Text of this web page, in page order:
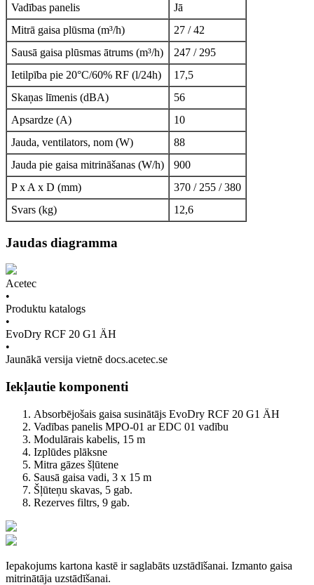
Vadības panelis
Jā
Mitrā gaisa plūsma (m³/h)
27 / 42
Sausā gaisa plūsmas ātrums (m³/h)
247 / 295
Ietilpība pie 20°C/60% RF (l/24h)
17,5
Skaņas līmenis (dBA)
56
Apsardze (A)
10
Jauda, ventilators, nom (W)
88
Jauda pie gaisa mitrināšanas (W/h)
900
P x A x D (mm)
370 / 255 / 380
Svars (kg)
12,6
Jaudas diagramma
Acetec
•
Produktu katalogs
•
EvoDry RCF 20 G1 ÄH
•
Jaunākā versija vietnē docs.acetec.se
Iekļautie komponenti
Absorbējošais gaisa susinātājs EvoDry RCF 20 G1 ÄH
Vadības panelis MPO-01 ar EDC 01 vadību
Modulārais kabelis, 15 m
Izplūdes plāksne
Mitra gāzes šļūtene
Sausā gaisa vadi, 3 x 15 m
Šļūteņu skavas, 5 gab.
Rezerves filtrs, 9 gab.
Iepakojums kartona kastē ir saglabāts uzstādīšanai. Izmanto gaisa
mitrinātāja uzstādīšanai.